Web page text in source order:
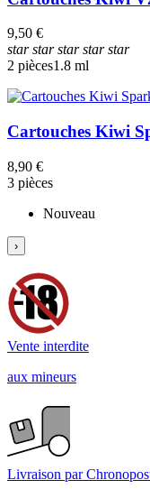
9,50 €
starstarstarstarstar
2 pièces1.8 ml
Cartouches Kiwi
8,90 €
3 pièces
Nouveau
›
5étoiles
4étoiles
2étoiles